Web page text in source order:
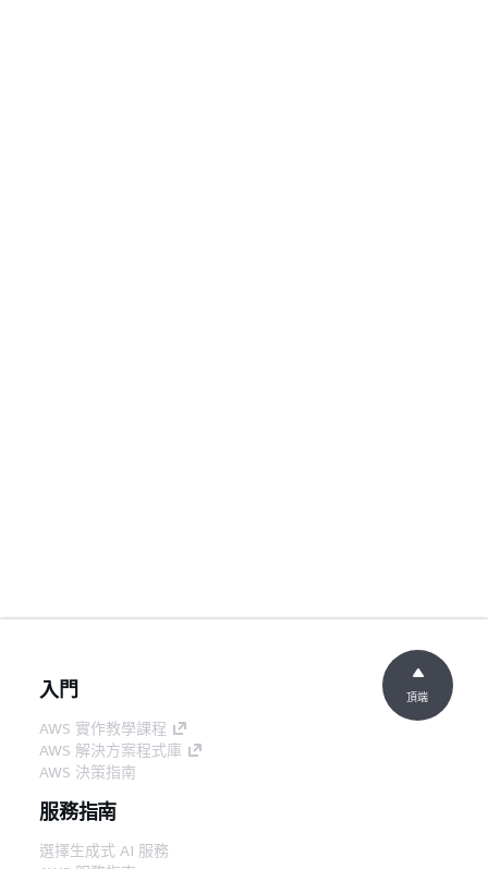
入門
AWS 實作教學課程
AWS 解決方案程式庫
AWS 決策指南
服務指南
選擇生成式 AI 服務
頂端